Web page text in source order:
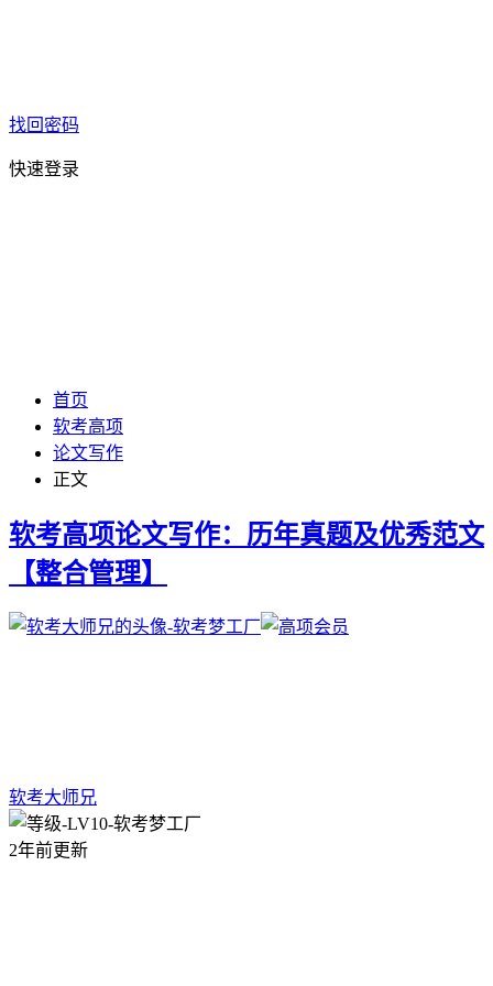
找回密码
快速登录
首页
软考高项
论文写作
正文
软考高项论文写作：历年真题及优秀范文
【整合管理】
软考大师兄
2年前更新